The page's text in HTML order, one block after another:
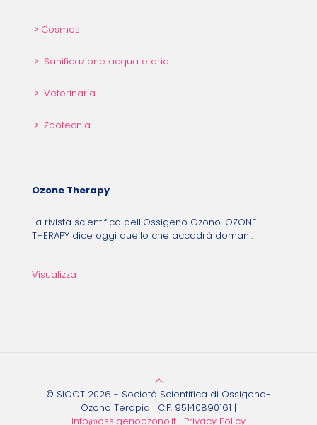
Cosmesi
Sanificazione acqua e aria
Veterinaria
Zootecnia
Ozone Therapy
La rivista scientifica dell'Ossigeno Ozono. OZONE
THERAPY dice oggi quello che accadrà domani.
Visualizza
© SIOOT 2026 - Società Scientifica di Ossigeno-
Ozono Terapia | C.F. 95140890161 |
info@ossigenoozono.it | Privacy Policy